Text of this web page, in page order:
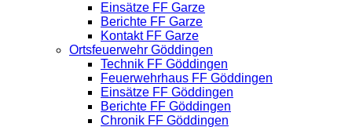
Einsätze FF Garze
Berichte FF Garze
Kontakt FF Garze
Ortsfeuerwehr Göddingen
Technik FF Göddingen
Feuerwehrhaus FF Göddingen
Einsätze FF Göddingen
Berichte FF Göddingen
Chronik FF Göddingen